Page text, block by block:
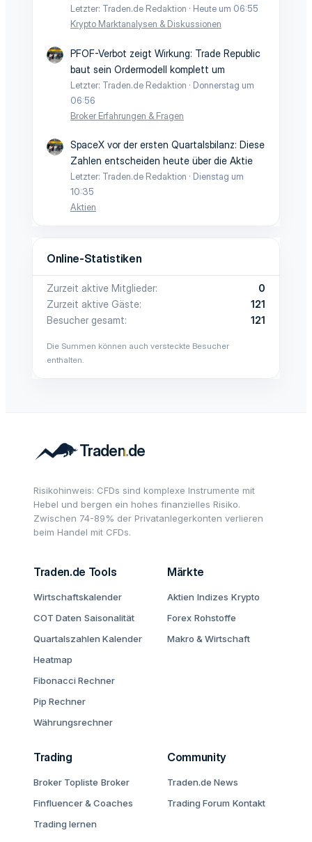
Letzter: Traden.de Redaktion
Heute um 06:55
Krypto Marktanalysen & Diskussionen
PFOF-Verbot zeigt Wirkung: Trade Republic
baut sein Ordermodell komplett um
Letzter: Traden.de Redaktion
Donnerstag um
06:56
Broker Erfahrungen & Fragen
SpaceX vor der ersten Quartalsbilanz: Diese
Zahlen entscheiden heute über die Aktie
Letzter: Traden.de Redaktion
Dienstag um
10:35
Aktien
Online-Statistiken
Zurzeit aktive Mitglieder
0
Zurzeit aktive Gäste
121
Besucher gesamt
121
Die Summen können auch versteckte Besucher
enthalten.
Risikohinweis: CFDs sind komplexe Instrumente mit
Hebel und bergen ein hohes finanzielles Risiko.
Zwischen 74-89% der Privatanlegerkonten verlieren
beim Handel mit CFDs.
Traden.de Tools
Wirtschaftskalender
COT Daten Saisonalität
Quartalszahlen Kalender
Heatmap
Fibonacci Rechner
Pip Rechner
Währungsrechner
Märkte
Aktien Indizes Krypto
Forex Rohstoffe
Makro & Wirtschaft
Trading
Broker Topliste Broker
Finfluencer & Coaches
Trading lernen
Community
Traden.de News
Trading Forum Kontakt